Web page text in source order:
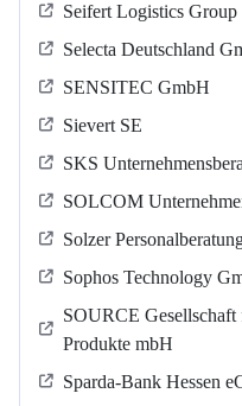
Seifert Logistics Group
Selecta Deutschland
SENSITEC GmbH
Sievert SE
SKS
SOLCOM
Solzer
Sophos Technology
SOURCE
Produkte mbH
Sparda-Bank Hessen